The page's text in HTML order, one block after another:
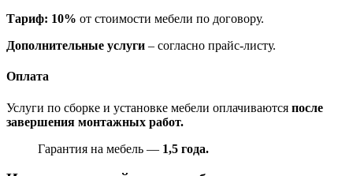
Тариф: 10% от стоимости мебели по договору.
Дополнительные услуги – согласно прайс-листу.
Оплата
Услуги по сборке и установке мебели оплачиваются после
завершения монтажных работ.
Гарантия на мебель — 1,5 года.